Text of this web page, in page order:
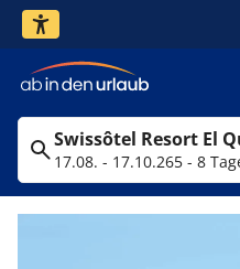
Swissôtel Resort El
17.08. - 17.10.265 - 8